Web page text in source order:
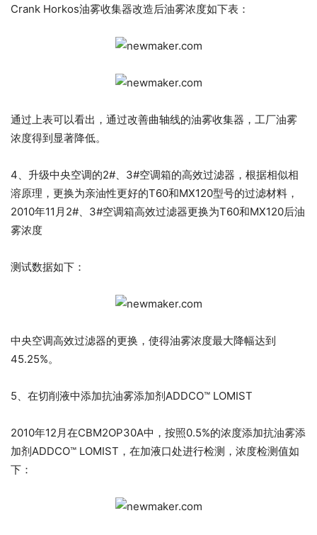
Crank Horkos油雾收集器改造后油雾浓度如下表：
通过上表可以看出，通过改善曲轴线的油雾收集器，工厂油雾
浓度得到显著降低。
4、升级中央空调的2#、3#空调箱的高效过滤器，根据相似相
溶原理，更换为亲油性更好的T60和MX120型号的过滤材料，
2010年11月2#、3#空调箱高效过滤器更换为T60和MX120后油
雾浓度
测试数据如下：
中央空调高效过滤器的更换，使得油雾浓度最大降幅达到
45.25%。
5、在切削液中添加抗油雾添加剂ADDCO™ LOMIST
2010年12月在CBM2OP30A中，按照0.5%的浓度添加抗油雾添
加剂ADDCO™ LOMIST，在加液口处进行检测，浓度检测值如
下：